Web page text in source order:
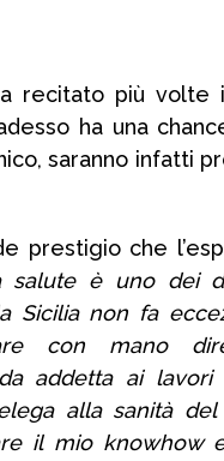
recitato più
ha una
saranno infatti
prestigio che
salute è uno dei
Sicilia non fa
con mano
addetta ai
alla sanità
il mio knowhow